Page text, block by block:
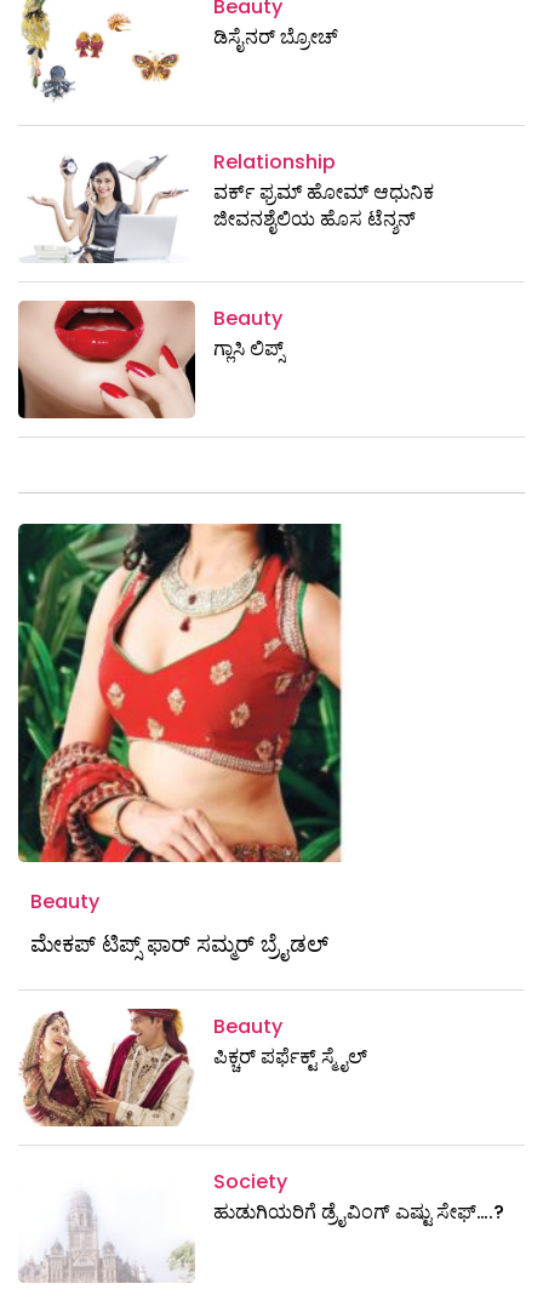
Beauty
ಡಿಸೈನರ್ ಬ್ರೋಚ್
Relationship
ವರ್ಕ್ ಫ್ರಮ್ ಹೋಮ್ ಆಧುನಿಕ
ಜೀವನಶೈಲಿಯ ಹೊಸ ಟೆನ್ಶನ್
Beauty
ಗ್ಲಾಸಿ ಲಿಪ್ಸ್
Beauty
ಮೇಕಪ್ ಟಿಪ್ಸ್ ಫಾರ್ ಸಮ್ಮರ್ ಬ್ರೈಡಲ್
Beauty
ಪಿಕ್ಚರ್ ಪರ್ಫೆಕ್ಟ್ ಸ್ಮೈಲ್
Society
ಹುಡುಗಿಯರಿಗೆ ಡ್ರೈವಿಂಗ್ ಎಷ್ಟು ಸೇಫ್….?